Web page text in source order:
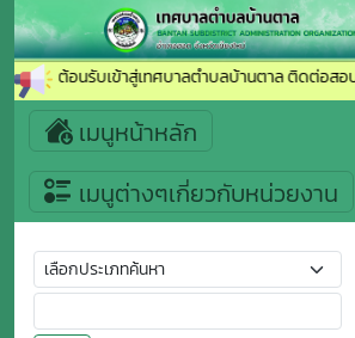
ยินดีต้อนรับเข้าสู่เทศบาลตำบลบ้านตาล ติดต่อสอบ
เมนูหน้าหลัก
เมนูต่างๆเกี่ยวกับหน่วยงาน